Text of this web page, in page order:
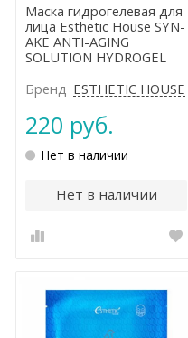
Маска гидрогелевая для
лица Esthetic House SYN-
AKE ANTI-AGING
SOLUTION HYDROGEL
Бренд ESTHETIC HOUSE
220 руб.
Нет в наличии
Нет в наличии